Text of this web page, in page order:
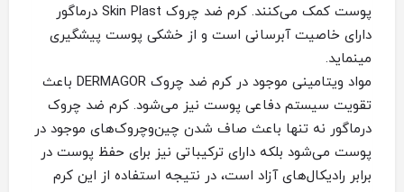
پوست کمک می‌کنند. کرم ضد چروک Skin Plast درماگور
دارای خاصیت آبرسانی است و از خشکی پوست پیشگیری
مینماید.
مواد ویتامینی موجود در کرم ضد چروک DERMAGOR باعث
تقویت سیستم دفاعی پوست نیز می‌شود. کرم ضد چروک
درماگور نه تنها‌ باعث صاف شدن چین‌و‌چروک‌های موجود در
پوست می‌شود بلکه دارای ترکیباتی نیز برای حفظ پوست در
برابر رادیکال‌های آزاد است، در نتیجه استفاده از این کرم